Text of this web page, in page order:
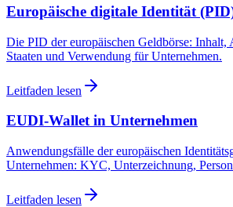
Europäische digitale Identität
Die PID der europäischen Geldbörse: Inhalt,
Staaten und Verwendung für Unternehmen.
Leitfaden lesen
EUDI-Wallet in Unternehmen
Anwendungsfälle der europäischen
Unternehmen: KYC, Unterzeichnung,
Leitfaden lesen